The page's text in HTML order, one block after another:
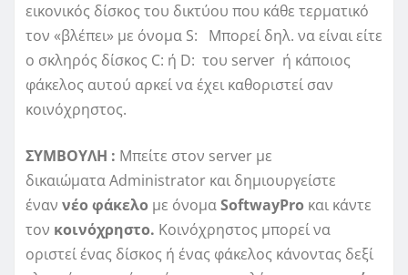
εικονικός δίσκος του δικτύου που κάθε τερματικό
τον «βλέπει» με όνομα S: Μπορεί δηλ. να είναι είτε
ο σκληρός δίσκος C: ή D: του server ή κάποιος
φάκελος αυτού αρκεί να έχει καθοριστεί σαν
κοινόχρηστος.
ΣΥΜΒΟΥΛΗ : Μπείτε στον server με
δικαιώματα Administrator και δημιουργείστε
έναν νέο φάκελο με όνομαSoftwayPro και κάντε
τον κοινόχρηστο. Κοινόχρηστος μπορεί να
οριστεί ένας δίσκος ή ένας φάκελος κάνοντας δεξί